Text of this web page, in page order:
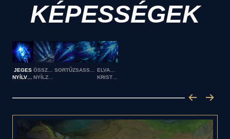
KÉPESSÉGEK
JEGES ÖSSZPONTOSÍTOTT
SORTŰZ
ELVARÁZSOLT
KRISTÁLYNYÍL